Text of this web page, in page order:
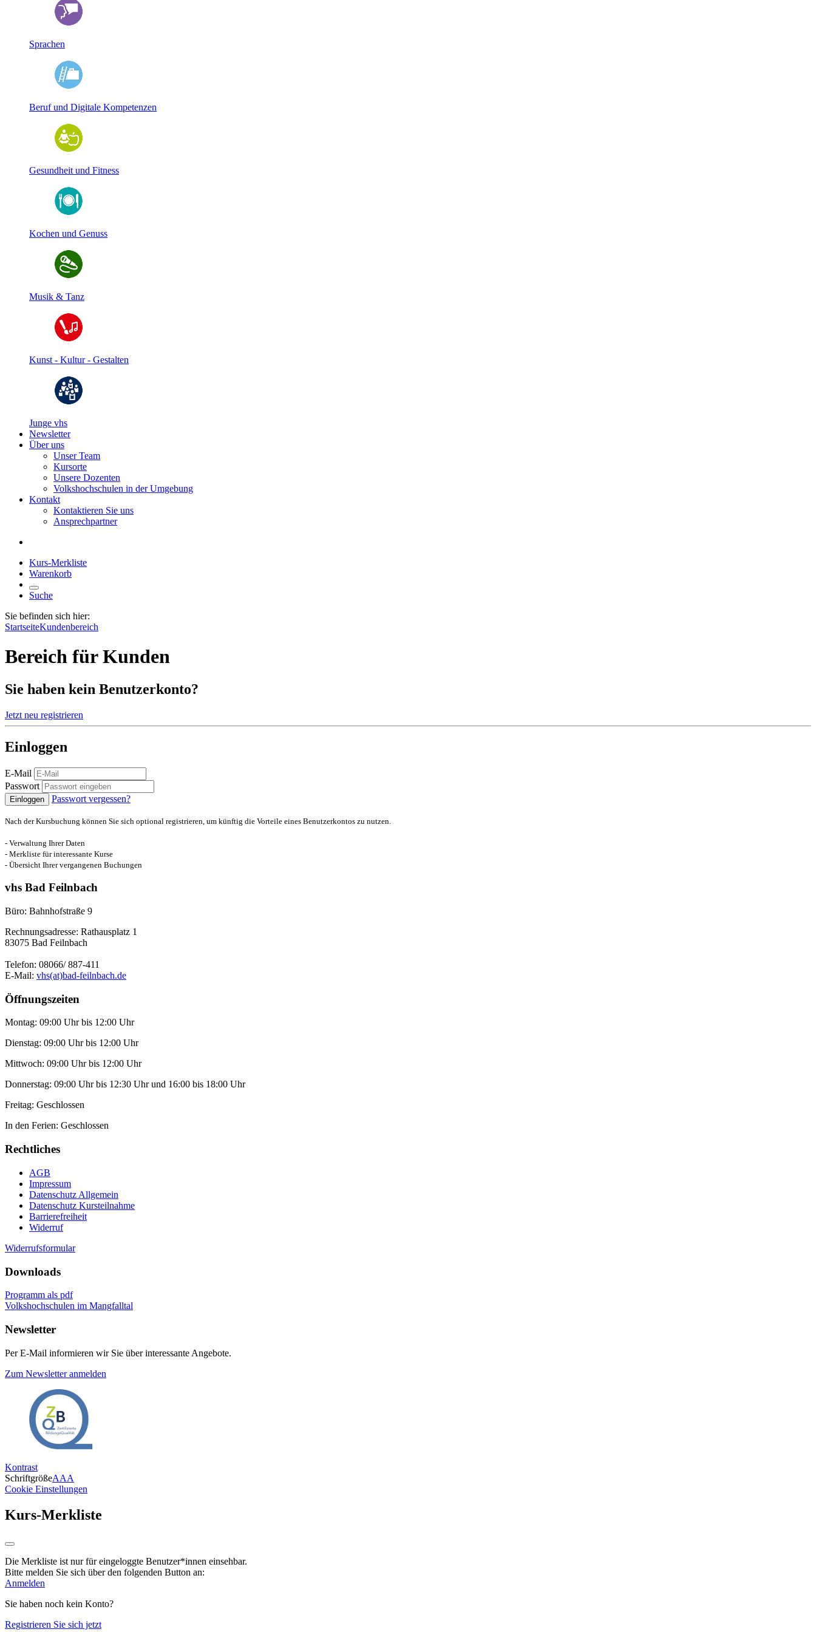
Sprachen
Beruf und Digitale Kompetenzen
Gesundheit und Fitness
Kochen und Genuss
Musik & Tanz
Kunst - Kultur - Gestalten
Junge vhs
Newsletter
Über uns
Unser Team
Kursorte
Unsere Dozenten
Volkshochschulen in der Umgebung
Kontakt
Kontaktieren Sie uns
Ansprechpartner
Kurs-Merkliste
Warenkorb
Suche
Sie befinden sich hier:
StartseiteKundenbereich
Bereich für Kunden
Sie haben kein Benutzerkonto?
Jetzt neu registrieren
Einloggen
E-Mail
Passwort
Einloggen Passwort vergessen?
Nach der Kursbuchung können Sie sich optional registrieren, um künftig die Vorteile eines Benutzerkontos zu nutzen.
- Verwaltung Ihrer Daten
- Merkliste für interessante Kurse
- Übersicht Ihrer vergangenen Buchungen
vhs Bad Feilnbach
Büro: Bahnhofstraße 9
Rechnungsadresse: Rathausplatz 1
83075 Bad Feilnbach
Telefon: 08066/ 887-411
E-Mail: vhs(at)bad-feilnbach.de
Öffnungszeiten
Montag: 09:00 Uhr bis 12:00 Uhr
Dienstag: 09:00 Uhr bis 12:00 Uhr
Mittwoch: 09:00 Uhr bis 12:00 Uhr
Donnerstag: 09:00 Uhr bis 12:30 Uhr und 16:00 bis 18:00 Uhr
Freitag: Geschlossen
In den Ferien: Geschlossen
Rechtliches
AGB
Impressum
Datenschutz Allgemein
Datenschutz Kursteilnahme
Barrierefreiheit
Widerruf
Widerrufsformular
Downloads
Programm als pdf
Volkshochschulen im Mangfalltal
Newsletter
Per E-Mail informieren wir Sie über interessante Angebote.
Zum Newsletter anmelden
Kontrast
SchriftgrößeAAA
Cookie Einstellungen
Kurs-Merkliste
Die Merkliste ist nur für eingeloggte Benutzer*innen einsehbar.
Bitte melden Sie sich über den folgenden Button an:
Anmelden
Sie haben noch kein Konto?
Registrieren Sie sich jetzt